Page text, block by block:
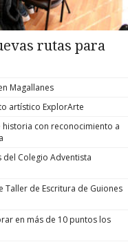
rutas para
Magallanes
artístico ExplorArte
con reconocimiento a
del Colegio Adventista
de Escritura de Guiones
en más de 10 puntos los